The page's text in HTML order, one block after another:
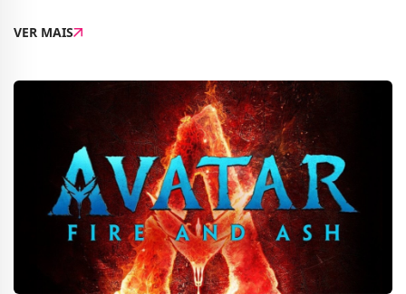
realização de Marc Webb e produção de Mar
VER MAIS